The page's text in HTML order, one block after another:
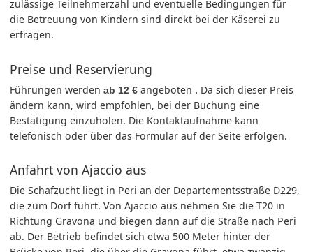
zulässige Teilnehmerzahl und eventuelle Bedingungen für
die Betreuung von Kindern sind direkt bei der Käserei zu
erfragen.
Preise und Reservierung
Führungen werdenab 12 € angeboten . Da sich dieser Preis
ändern kann, wird empfohlen, bei der Buchung eine
Bestätigung einzuholen. Die Kontaktaufnahme kann
telefonisch oder über das Formular auf der Seite erfolgen.
Anfahrt von Ajaccio aus
Die Schafzucht liegt in Peri an der Departementsstraße D229,
die zum Dorf führt. Von Ajaccio aus nehmen Sie die T20 in
Richtung Gravona und biegen dann auf die Straße nach Peri
ab. Der Betrieb befindet sich etwa 500 Meter hinter der